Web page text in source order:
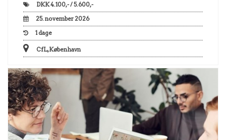
DKK4.100,- / 5.600,-
25. november 2026
1 dage
CfL, København